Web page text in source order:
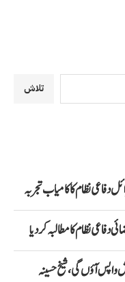
تلاش
دفاعی نظام کا کامیاب تجربہ
واپس آؤں گی، شیخ حسینہ